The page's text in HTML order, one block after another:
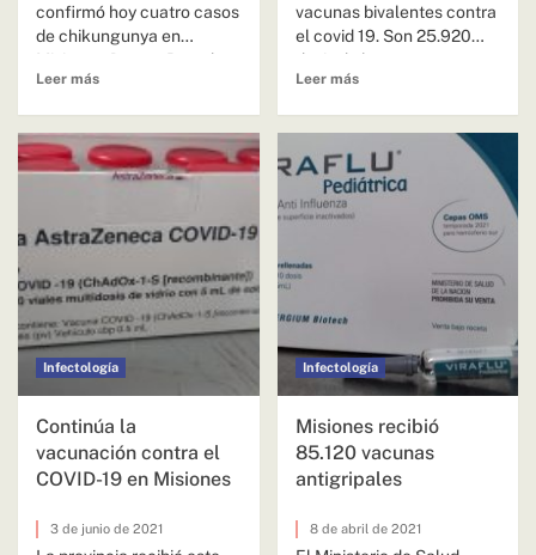
confirmó hoy cuatro casos
de chikungunya en
Misiones. Dos en Posadas
y dos...
Leer más
vacunas bivalentes contra
el covid 19. Son 25.920
dosis de la...
Leer más
Infectología
Continúa la
vacunación contra el
COVID-19 en Misiones
3 de junio de 2021
Infectología
Misiones recibió
85.120 vacunas
antigripales
8 de abril de 2021